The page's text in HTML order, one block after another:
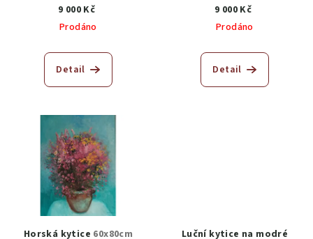
9 000 Kč
Prodáno
Detail
9 000 Kč
Prodáno
Detail
Horská kytice 60x80cm
Luční kytice na modré